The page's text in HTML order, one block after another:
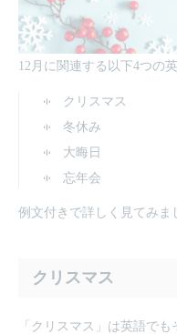
12月に関連する以下4つの
クリスマス
冬休み
大晦日
忘年会
例文付きで詳しく見てみま
クリスマス
「クリスマス」は英語でも